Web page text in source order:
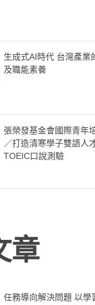
生成式AI時代 台灣產業
及職能素養
張榮發基金會國際青年
／打造清寒學子雙語人
TOEIC口說測驗
章
任務導向解決問題 以學